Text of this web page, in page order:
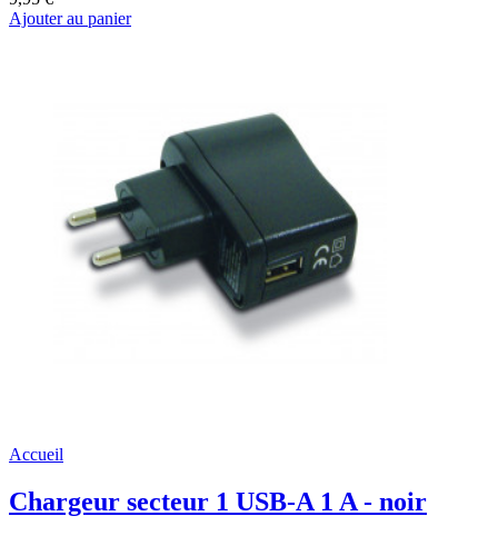
Ajouter au panier
Accueil
Chargeur secteur 1 USB-A 1 A - noir